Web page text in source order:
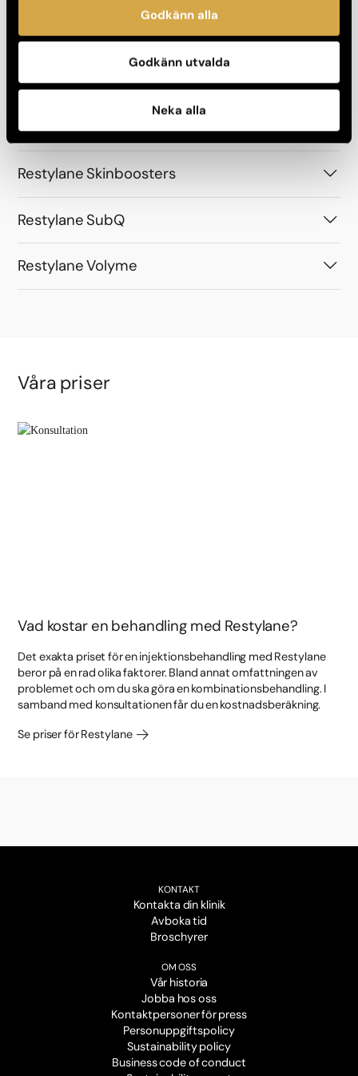
Godkänn alla
Godkänn utvalda
Neka alla
Restylane Lyft
Restylane Lyps
Restylane Refyne
Restylane Skinboosters
Restylane SubQ
Restylane Volyme
Våra priser
Vad kostar en behandling med Restylane?
Det exakta priset för en injektionsbehandling med Restylane
beror på en rad olika faktorer. Bland annat omfattningen av
problemet och om du ska göra en kombinationsbehandling. I
samband med konsultationen får du en kostnadsberäkning.
Se priser för Restylane
KONTAKT
Kontakta din klinik
Avboka tid
Broschyrer
OM OSS
Vår historia
Jobba hos oss
Kontaktpersoner för press
Personuppgiftspolicy
Sustainability policy
Business code of conduct